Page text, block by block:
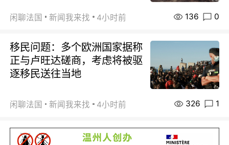
闲聊法国 新闻我来找 4小时前 136 0
移民问题：多个欧洲国家据称
正与卢旺达磋商，考虑将被驱
逐移民送往当地
闲聊法国 新闻我来找 4小时前 326 1